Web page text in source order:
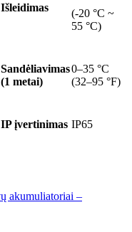
Išleidimas
(-20 °C ~
55 °C)
Sandėliavimas
(1 metai)
0–35 °C
(32–95 °F)
IP įvertinimas IP65